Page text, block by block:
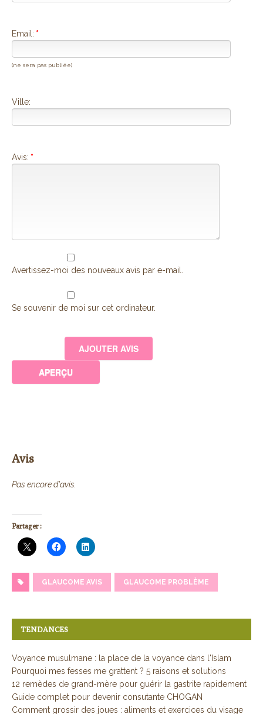
Email: *
(ne sera pas publiée)
Ville:
Avis: *
Avertissez-moi des nouveaux avis par e-mail.
Se souvenir de moi sur cet ordinateur.
Avis
Pas encore d'avis.
Partager :
GLAUCOME AVIS GLAUCOME PROBLÈME
TENDANCES
Voyance musulmane : la place de la voyance dans l'Islam
Pourquoi mes fesses me grattent ? 5 raisons et solutions
12 remèdes de grand-mère pour guérir la gastrite rapidement
Guide complet pour devenir consutante CHOGAN
Comment grossir des joues : aliments et exercices du visage